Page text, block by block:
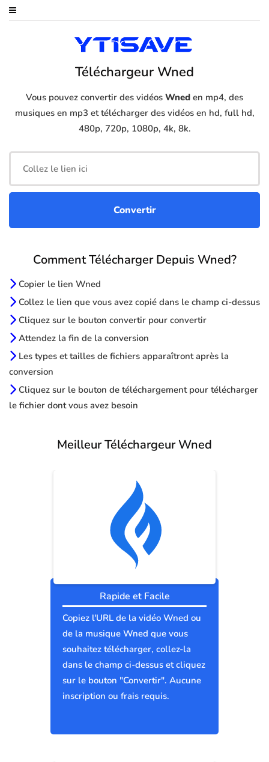
Téléchargeur Wned
Vous pouvez convertir des vidéos Wned en mp4, des
musiques en mp3 et télécharger des vidéos en hd, full hd,
480p, 720p, 1080p, 4k, 8k.
Comment Télécharger Depuis Wned?
Copier le lien Wned
Collez le lien que vous avez copié dans le champ ci-dessus
Cliquez sur le bouton convertir pour convertir
Attendez la fin de la conversion
Les types et tailles de fichiers apparaîtront après la
conversion
Cliquez sur le bouton de téléchargement pour télécharger
le fichier dont vous avez besoin
Meilleur Téléchargeur Wned
Rapide et Facile
Copiez l'URL de la vidéo Wned ou
de la musique Wned que vous
souhaitez télécharger, collez-la
dans le champ ci-dessus et cliquez
sur le bouton "Convertir". Aucune
inscription ou frais requis.